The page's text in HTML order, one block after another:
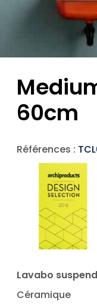
60cm
Références :
Lavabo
Céramique